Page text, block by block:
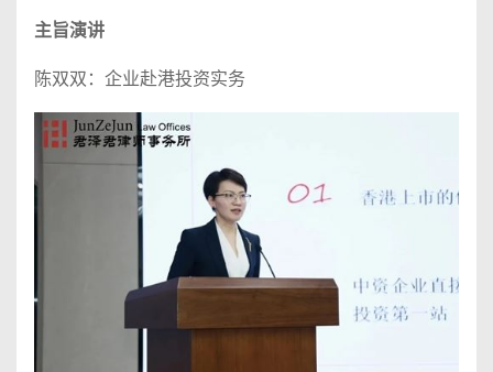
主旨演讲
陈双双：企业赴港投资实务